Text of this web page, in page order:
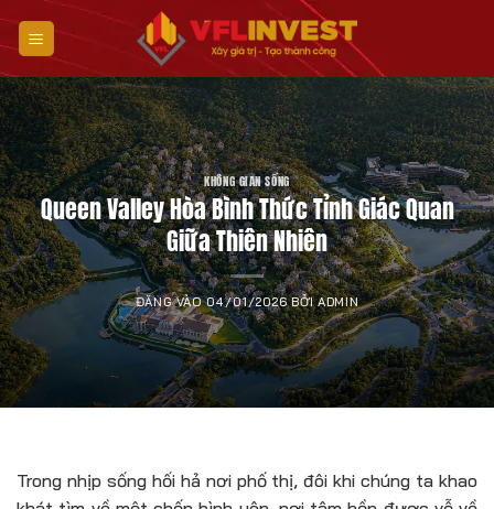
qua
nội
dung
KHÔNG GIAN SỐNG
Queen Valley Hòa Bình Thức Tỉnh Giác Quan
Giữa Thiên Nhiên
ĐĂNG VÀO04/01/2026 BỞIADMIN
Trong nhịp sống hối hả nơi phố thị, đôi khi chúng ta khao